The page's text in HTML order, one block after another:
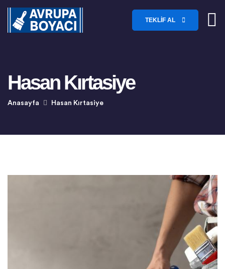
TEKLIF AL
Hasan Kırtasiye
Anasayfa Hasan Kırtasiye